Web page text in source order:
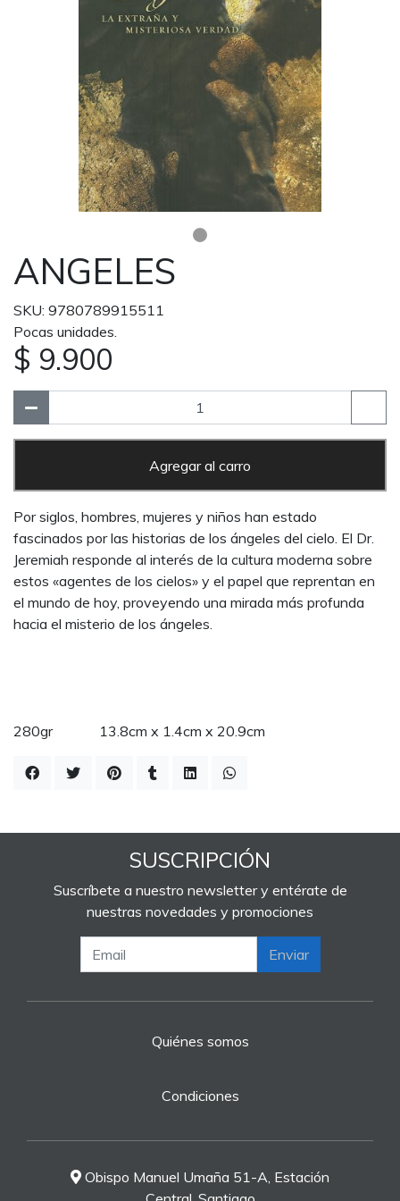
ANGELES
SKU: 9780789915511
Pocas unidades.
$ 9.900
Agregar al carro
Por siglos, hombres, mujeres y niños han estado
fascinados por las historias de los ángeles del cielo. El Dr.
Jeremiah responde al interés de la cultura moderna sobre
estos «agentes de los cielos» y el papel que reprentan en
el mundo de hoy, proveyendo una mirada más profunda
hacia el misterio de los ángeles.
280gr 13.8cm x 1.4cm x 20.9cm
SUSCRIPCIÓN
Suscríbete a nuestro newsletter y entérate de
nuestras novedades y promociones
Enviar
Quiénes somos
Condiciones
Obispo Manuel Umaña 51-A, Estación